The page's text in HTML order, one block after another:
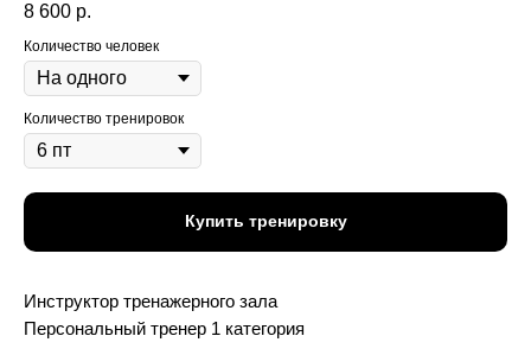
8 600 р.
Количество человек
Количество тренировок
Купить тренировку
Инструктор тренажерного зала
Персональный тренер 1 категория